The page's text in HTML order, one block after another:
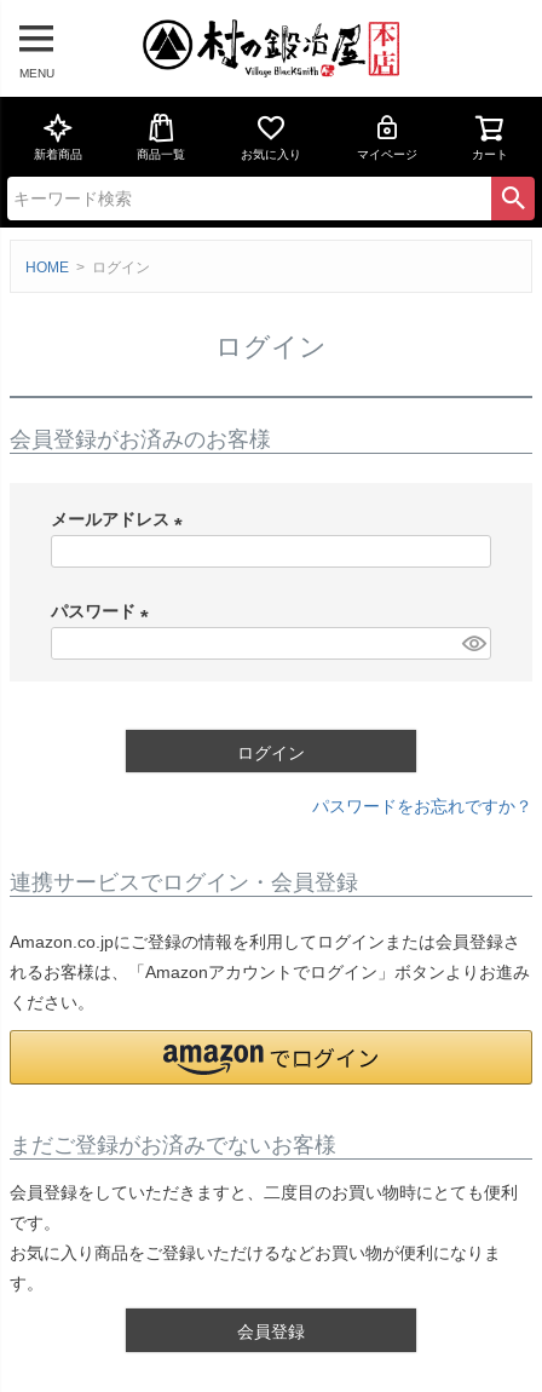
MENU
新着商品 商品一覧 お気に入り マイページ カート
HOME ログイン
ログイン
会員登録がお済みのお客様
メールアドレス
パスワード
ログイン
パスワードをお忘れですか？
連携サービスでログイン・会員登録
Amazon.co.jpにご登録の情報を利用してログインまたは会員登録さ
れるお客様は、「Amazonアカウントでログイン」ボタンよりお進み
ください。
まだご登録がお済みでないお客様
会員登録をしていただきますと、二度目のお買い物時にとても便利
です。
お気に入り商品をご登録いただけるなどお買い物が便利になりま
す。
会員登録